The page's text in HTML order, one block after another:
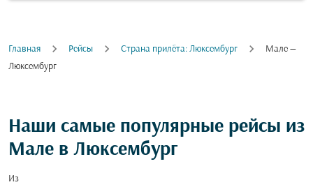
Главная Рейсы Cтрана прилёта: Люксембург
Мале —
Люксембург
Наши самые популярные рейсы из
Мале в Люксембург
Из